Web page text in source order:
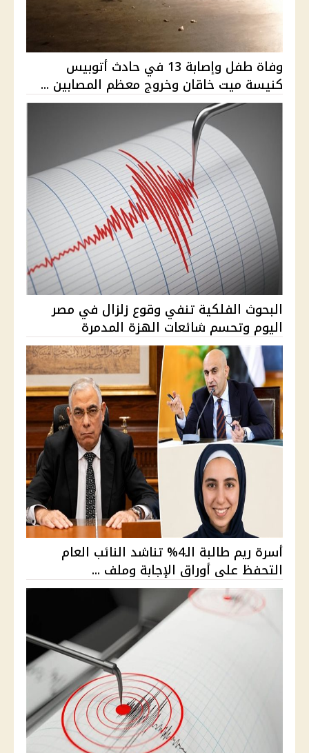
وفاة طفل وإصابة 13 في حادث أتوبيس
كنيسة ميت خاقان وخروج معظم المصابين ...
البحوث الفلكية تنفي وقوع زلزال في مصر
اليوم وتحسم شائعات الهزة المدمرة
أسرة ريم طالبة الـ4% تناشد النائب العام
التحفظ على أوراق الإجابة وملف ...